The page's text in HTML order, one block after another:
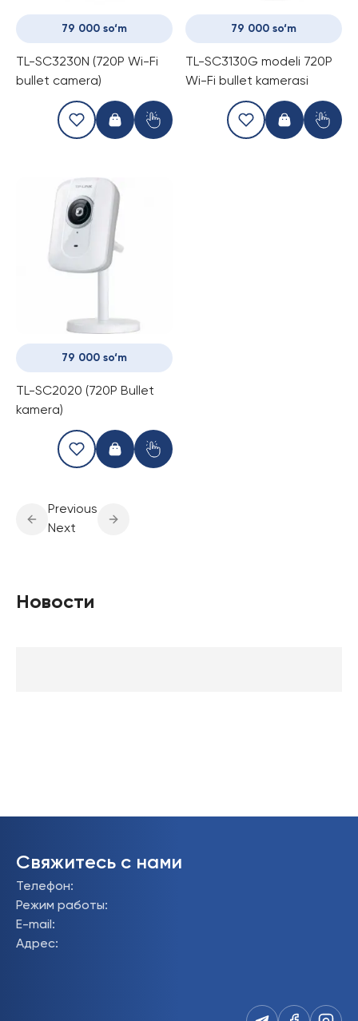
79 000 so‘m
TL-SC3230N (720P Wi-Fi
bullet camera)
79 000 so‘m
TL-SC3130G modeli 720P
Wi-Fi bullet kamerasi
79 000 so‘m
TL-SC2020 (720P Bullet
kamera)
Previous
Next
Новости
Свяжитесь с нами
Телефон:
Режим работы:
E-mail :
Адрес: